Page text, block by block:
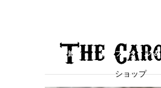
旅行 ライフスタイル
ショップ